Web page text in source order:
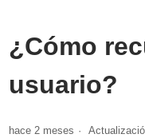
¿Cómo
usuario?
hace 2 meses